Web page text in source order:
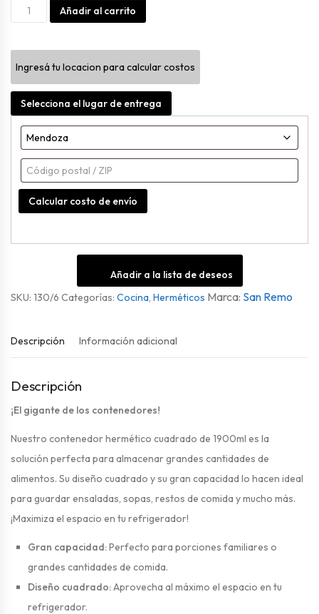
Hermetico
De
1900ml
cantidad
Añadir al carrito
Ingresá tu locacion para calcular costos
Selecciona el lugar de entrega
Calcular costo de envío
Añadir a la lista de deseos
SKU: 130/6 Categorías: Cocina Herméticos San Remo
Descripción Información adicional
Descripción
¡El gigante de los contenedores!
Nuestro contenedor hermético cuadrado de 1900ml es la
solución perfecta para almacenar grandes cantidades de
alimentos. Su diseño cuadrado y su gran capacidad lo hacen ideal
para guardar ensaladas, sopas, restos de comida y mucho más.
¡Maximiza el espacio en tu refrigerador!
Gran capacidad:Perfecto para porciones familiares o
grandes cantidades de comida.
Diseño cuadrado:Aprovecha al máximo el espacio en tu
refrigerador.